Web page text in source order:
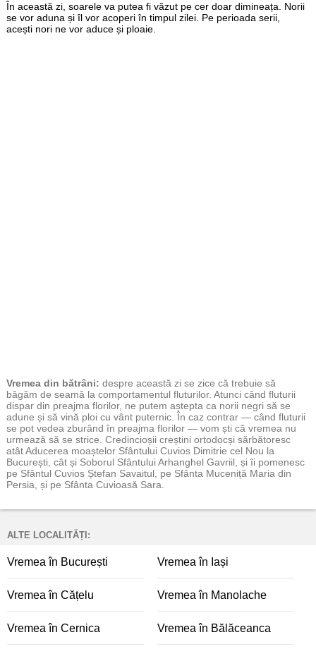
În această zi, soarele va putea fi văzut pe cer doar dimineața. Norii
se vor aduna și îl vor acoperi în timpul zilei. Pe perioada serii,
acești nori ne vor aduce și ploaie.
Vremea din bătrâni: despre această zi se zice că trebuie să
băgăm de seamă la comportamentul fluturilor. Atunci când fluturii
dispar din preajma florilor, ne putem aștepta ca norii negri să se
adune și să vină ploi cu vânt puternic. În caz contrar — când fluturii
se pot vedea zburând în preajma florilor — vom ști că vremea nu
urmează să se strice. Credincioșii creștini ortodocși sărbătoresc
atât Aducerea moaștelor Sfântului Cuvios Dimitrie cel Nou la
București, cât și Soborul Sfântului Arhanghel Gavriil, și îi pomenesc
pe Sfântul Cuvios Ștefan Savaitul, pe Sfânta Muceniță Maria din
Persia, și pe Sfânta Cuvioasă Sara.
ALTE LOCALITĂȚI:
Vremea în București Vremea în Iași
Vremea în Cățelu Vremea în Manolache
Vremea în Cernica Vremea în Bălăceanca